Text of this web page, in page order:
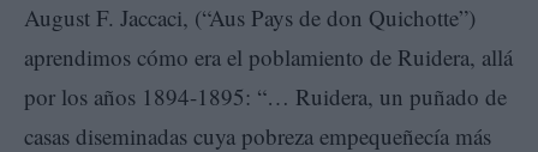
August F. Jaccaci, (“Aus Pays de don Quichotte”)
aprendimos cómo era el poblamiento de Ruidera, allá
por los años 1894-1895: “… Ruidera, un puñado de
casas diseminadas cuya pobreza empequeñecía más